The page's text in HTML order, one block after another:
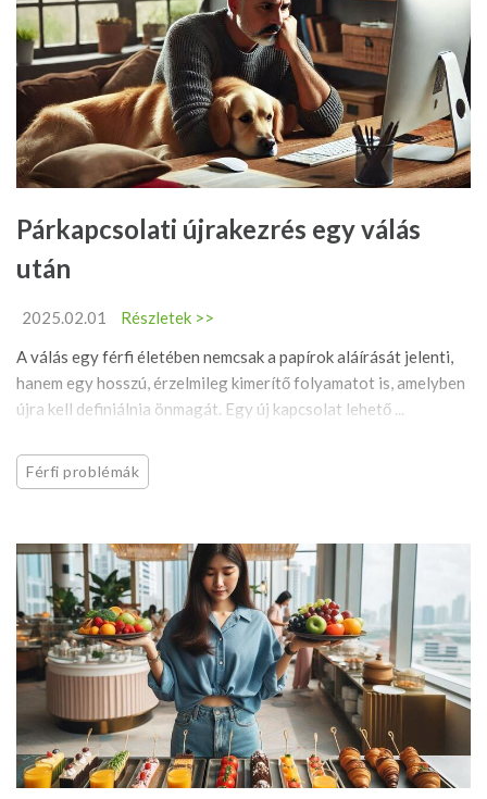
Párkapcsolati újrakezrés egy válás
után
2025.02.01
Részletek >>
A válás egy férfi életében nemcsak a papírok aláírását jelenti,
hanem egy hosszú, érzelmileg kimerítő folyamatot is, amelyben
újra kell definiálnia önmagát. Egy új kapcsolat lehető ...
Férfi problémák